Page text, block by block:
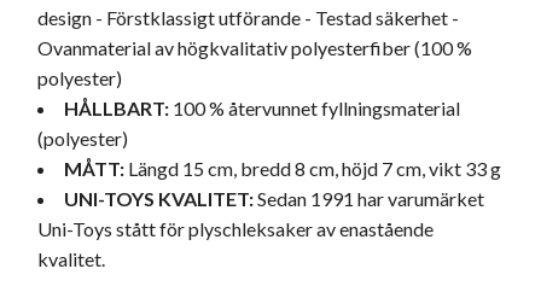
design - Förstklassigt utförande - Testad säkerhet -
Ovanmaterial av högkvalitativ polyesterfiber (100 %
polyester)
HÅLLBART: 100 % återvunnet fyllningsmaterial
(polyester)
MÅTT: Längd 15 cm, bredd 8 cm, höjd 7 cm, vikt 33 g
UNI-TOYS KVALITET:Sedan 1991 har varumärket
Uni-Toys stått för plyschleksaker av enastående
kvalitet.